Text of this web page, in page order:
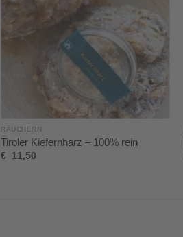
RÄUCHERN
Tiroler Kiefernharz – 100% rein
€ 11,50